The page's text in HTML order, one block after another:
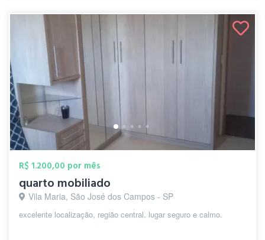
R$ 1.200,00 por mês
quarto mobiliado
Vila Maria, São José dos Campos - SP
excelente localização, região central. lugar seguro e calmo.